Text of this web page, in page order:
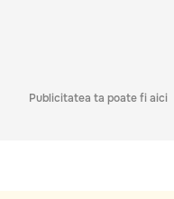
Publicitatea ta poate fi aici